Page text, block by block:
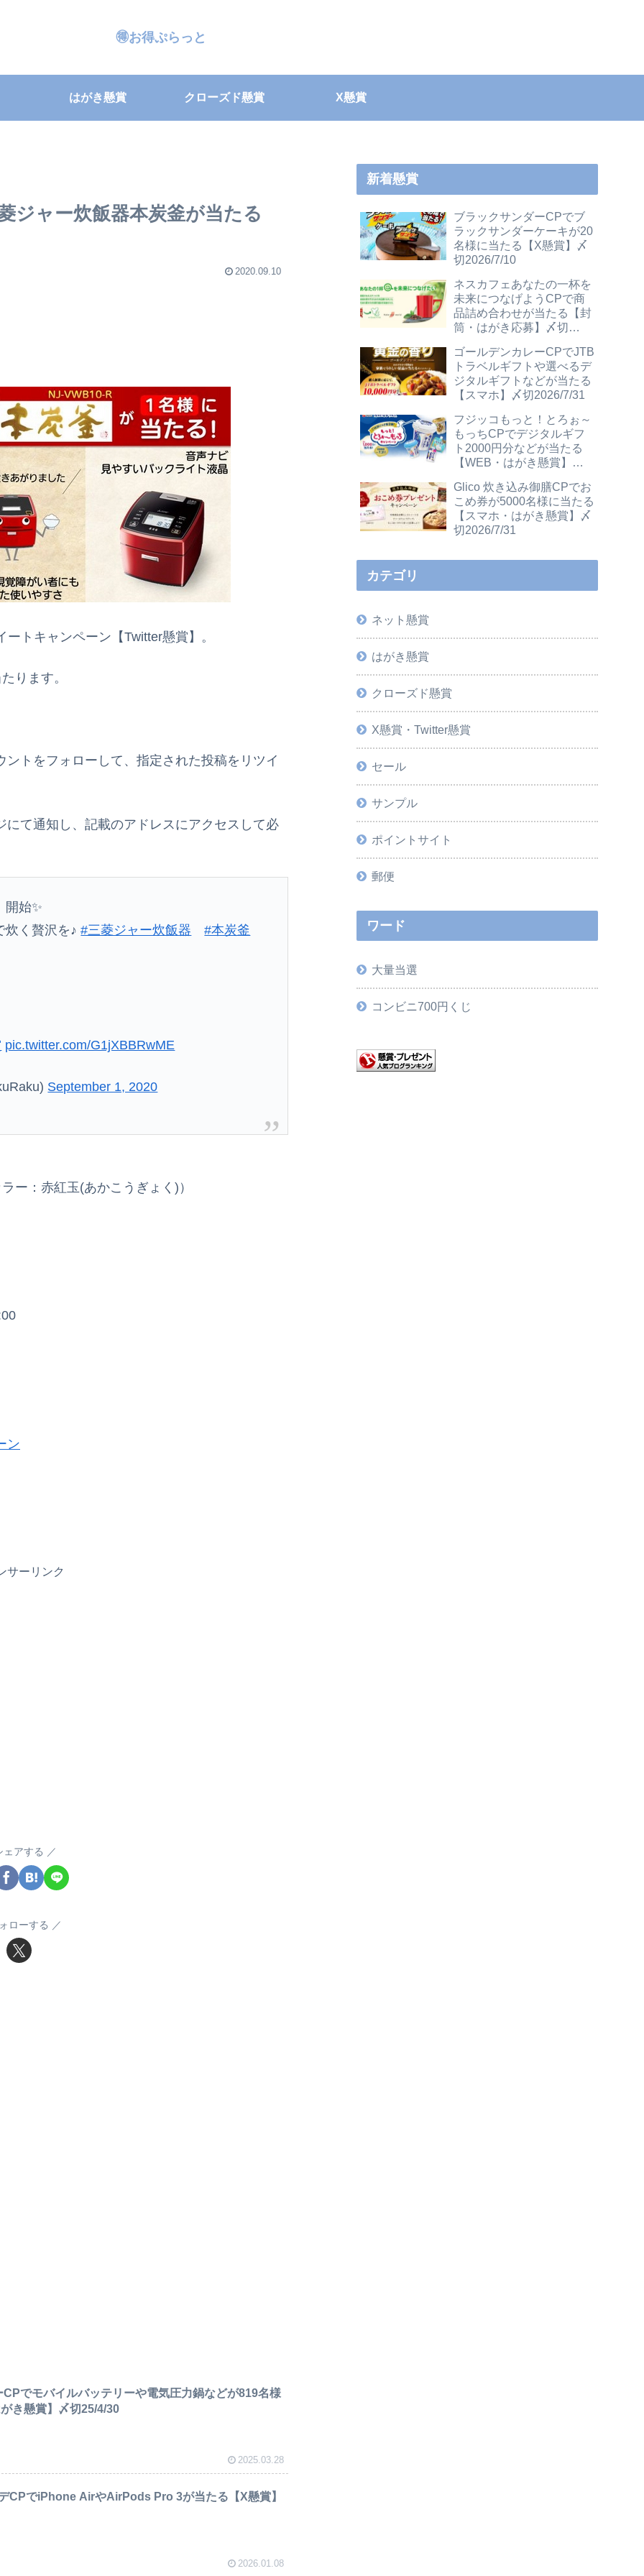
🉐お得ぷらっと
はがき懸賞 クローズド懸賞 X懸賞
ジャー炊飯器本炭釜が当たる
2020.09.10
トキャンペーン【Twitter懸賞】。
ります。
トをフォローして、指定された投稿をリツイ
て通知し、記載のアドレスにアクセスして必
始✨
炊く贅沢を♪#三菱ジャー炊飯器 #本炭釜
pic.twitter.com/G1jXBBRwME
September 1, 2020
ー：赤紅玉(あかこうぎょく)）
ン
サーリンク
ェアする
ローする
でモバイルバッテリーや電気圧力鍋などが819名様
き懸賞】〆切25/4/30
2025.03.28
CPでiPhone AirやAirPods Pro 3が当たる【X懸賞】
2026.01.08
新着懸賞
ブラックサンダーCPでブ
ラックサンダーケーキが20
名様に当たる【X懸賞】〆
切2026/7/10
ネスカフェあなたの一杯を
未来につなげようCPで商
品詰め合わせが当たる【封
筒・はがき応募】〆切
ゴールデンカレーCPでJTB
トラベルギフトや選べるデ
ジタルギフトなどが当たる
【スマホ】〆切2026/7/31
フジッコもっと！とろぉ～
もっちCPでデジタルギフ
ト2000円分などが当たる
【WEB・はがき懸賞】〆
Glico 炊き込み御膳CPでお
こめ券が5000名様に当たる
【スマホ・はがき懸賞】〆
切2026/7/31
カテゴリ
ネット懸賞
はがき懸賞
クローズド懸賞
X懸賞・Twitter懸賞
セール
サンプル
ポイントサイト
郵便
ワード
大量当選
コンビニ700円くじ